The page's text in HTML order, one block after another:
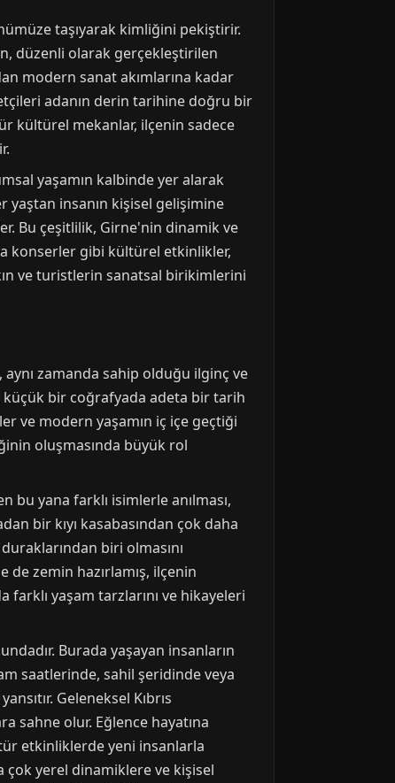
taşıyarak kimliğini pekiştirir.
düzenli olarak gerçekleştirilen
modern sanat akımlarına kadar
adanın derin tarihine doğru bir
kültürel mekanlar, ilçenin sadece
yaşamın kalbinde yer alarak
yaştan insanın kişisel gelişimine
Bu çeşitlilik, Girne'nin dinamik ve
konserler gibi kültürel etkinlikler,
ve turistlerin sanatsal birikimlerini
zamanda sahip olduğu ilginç ve
küçük bir coğrafyada adeta bir tarih
ve modern yaşamın iç içe geçtiği
oluşmasında büyük rol
yana farklı isimlerle anılması,
bir kıyı kasabasından çok daha
biri olmasını
zemin hazırlamış, ilçenin
farklı yaşam tarzlarını ve hikayeleri
Burada yaşayan insanların
saatlerinde, sahil şeridinde veya
Geleneksel Kıbrıs
sahne olur. Eğlence hayatına
etkinliklerde yeni insanlarla
yerel dinamiklere ve kişisel